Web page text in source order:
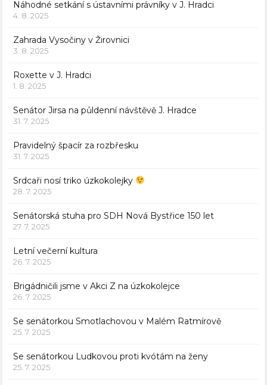
Náhodné setkání s ústavními právníky v J. Hradci
4. 8. 2025
Zahrada Vysočiny v Žirovnici
3. 8. 2025
Roxette v J. Hradci
1. 8. 2025
Senátor Jirsa na půldenní návštěvě J. Hradce
31. 7. 2025
Pravidelný špacír za rozbřesku
31. 7. 2025
Srdcaři nosí triko úzkokolejky
28. 7. 2025
Senátorská stuha pro SDH Nová Bystřice 150 let
27. 7. 2025
Letní večerní kultura
26. 7. 2025
Brigádničili jsme v Akci Z na úzkokolejce
26. 7. 2025
Se senátorkou Smotlachovou v Malém Ratmírově
25. 7. 2025
Se senátorkou Ludkovou proti kvótám na ženy
25. 7. 2025